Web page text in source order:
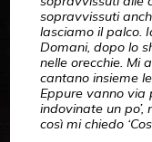
sopravvissuti
lasciamo il palco.
Domani, dopo lo
nelle orecchie. Mi
cantano insieme
Eppure vanno via
indovinate un po’,
così mi chiedo